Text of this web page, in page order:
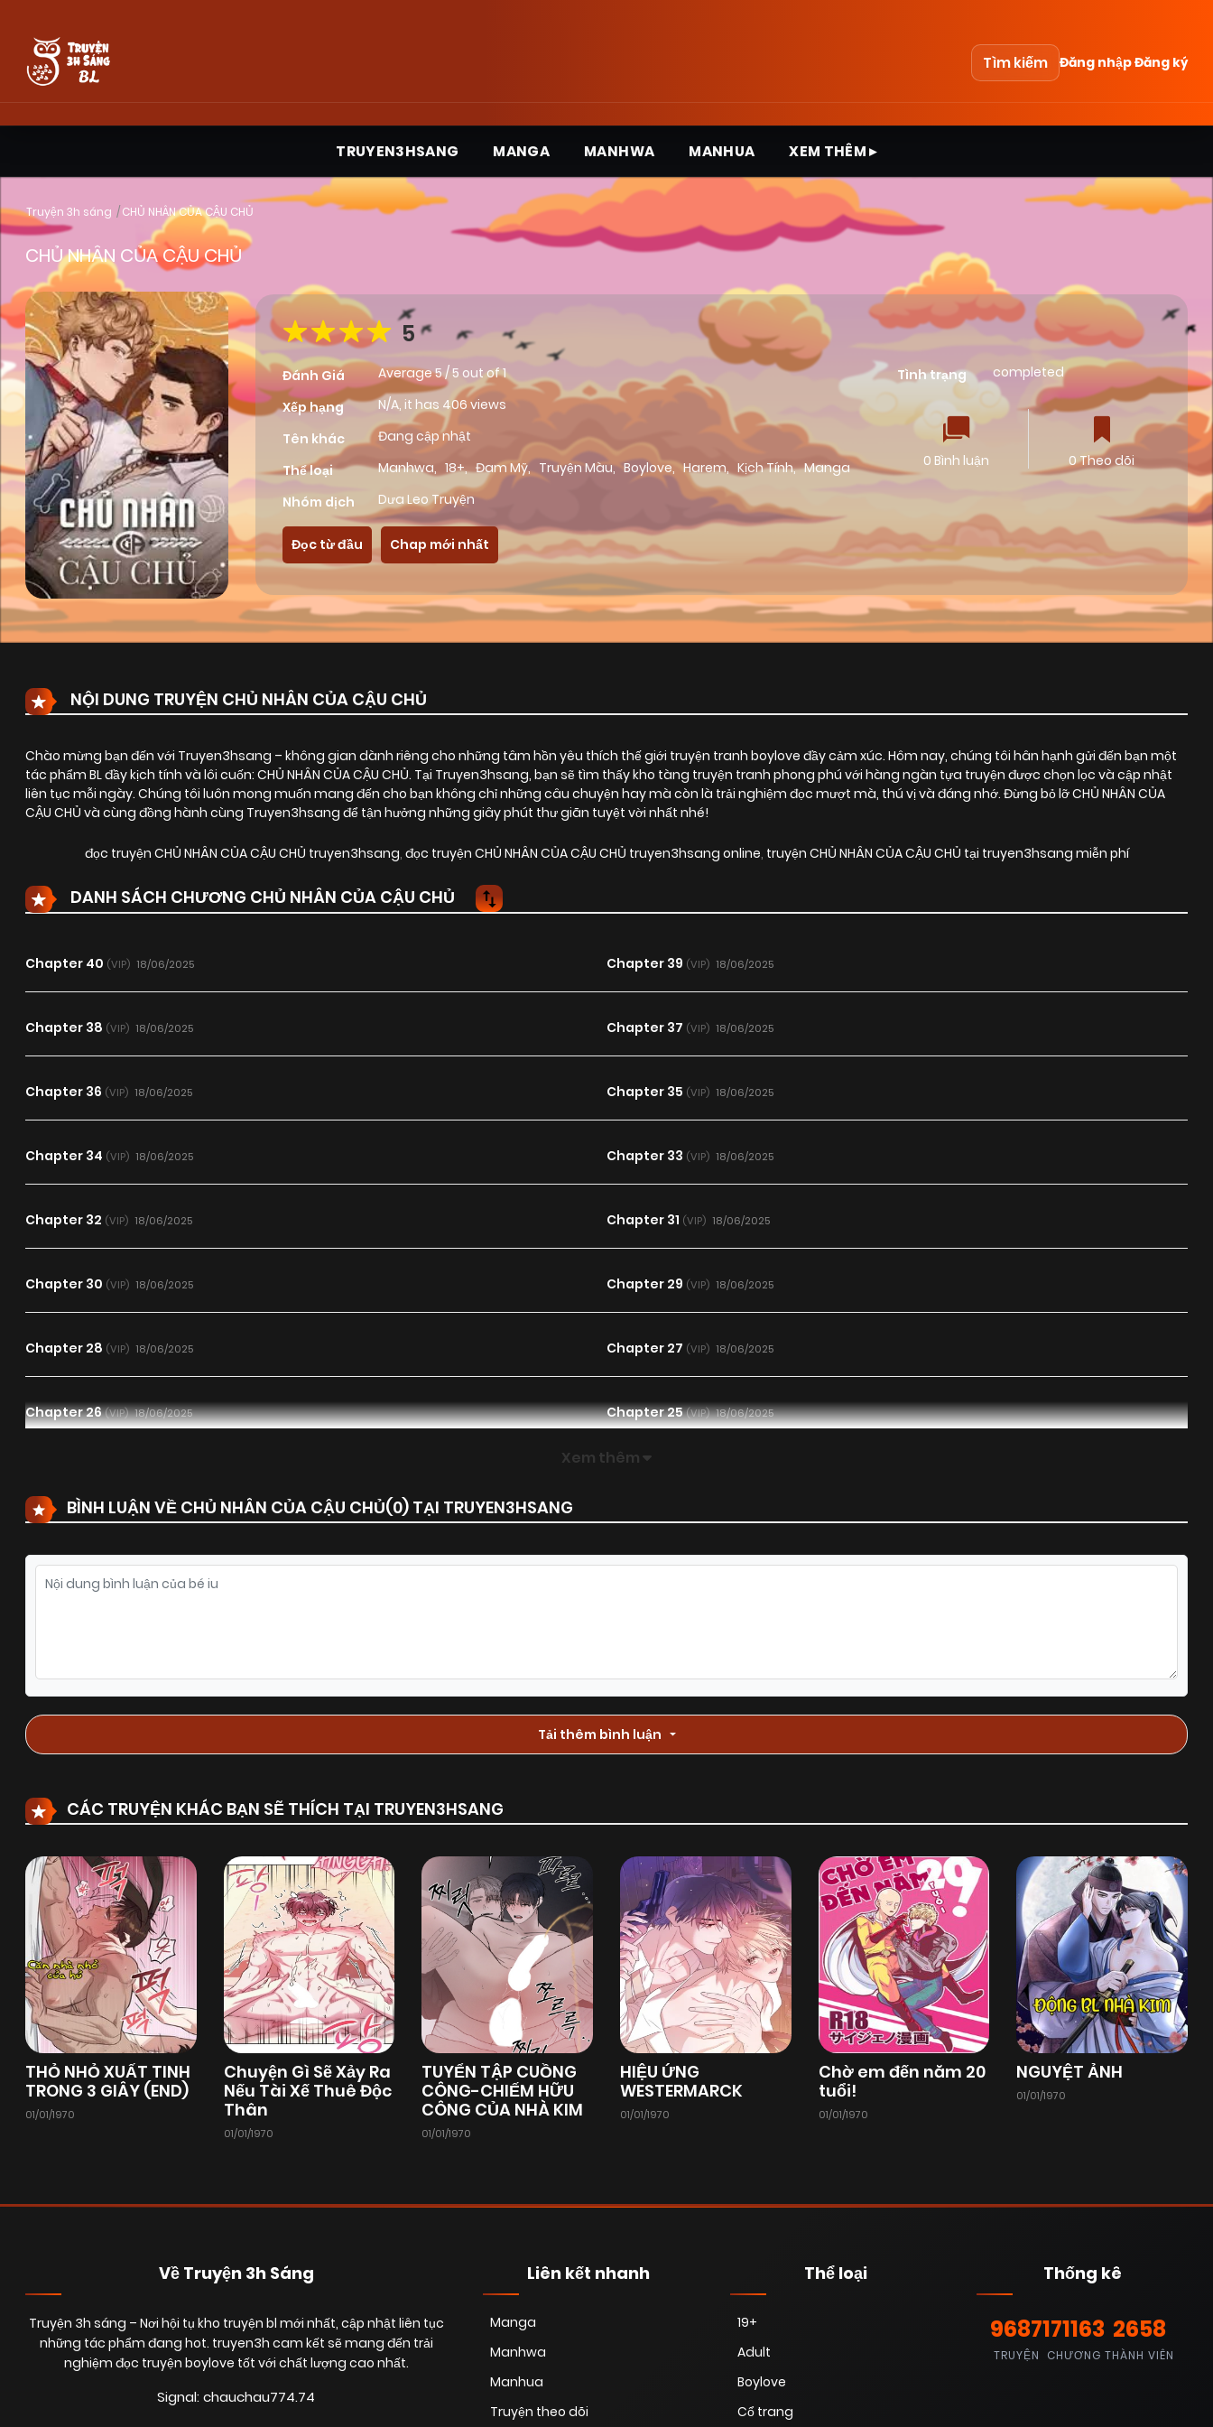
Tìm kiếm Đăng nhậpĐăng ký
TRUYEN3HSANG MANGA MANHWA MANHUA XEM THÊM ▸
Truyện 3h sáng CHỦ NHÂN CỦA CẬU CHỦ
CHỦ NHÂN CỦA CẬU CHỦ
5
Đánh Giá Average5/5 out of1
Xếp hạng
N/A, it has 406 views
Tên khác
Đang cập nhật
Thể loại
Manhwa, 18+, Đam Mỹ, Truyện Màu, Boylove, Harem, Kịch Tính, Manga
Nhóm dịch
Dưa Leo Truyện
Tình trạng completed
0 Bình luận 0 Theo dõi
Đọc từ đầu Chap mới nhất
NỘI DUNG TRUYỆN CHỦ NHÂN CỦA CẬU CHỦ
Chào mừng bạn đến với Truyen3hsang – không gian dành riêng cho những tâm hồn yêu thích thế giới truyện tranh boylove đầy cảm xúc. Hôm nay, chúng tôi hân hạnh gửi đến bạn một
tác phẩm BL đầy kịch tính và lôi cuốn: CHỦ NHÂN CỦA CẬU CHỦ. Tại Truyen3hsang, bạn sẽ tìm thấy kho tàng truyện tranh phong phú với hàng ngàn tựa truyện được chọn lọc và cập nhật
liên tục mỗi ngày. Chúng tôi luôn mong muốn mang đến cho bạn không chỉ những câu chuyện hay mà còn là trải nghiệm đọc mượt mà, thú vị và đáng nhớ. Đừng bỏ lỡ CHỦ NHÂN CỦA
CẬU CHỦ và cùng đồng hành cùng Truyen3hsang để tận hưởng những giây phút thư giãn tuyệt vời nhất nhé!
đọc truyện CHỦ NHÂN CỦA CẬU CHỦ truyen3hsang, đọc truyện CHỦ NHÂN CỦA CẬU CHỦ truyen3hsang online, truyện CHỦ NHÂN CỦA CẬU CHỦ tại truyen3hsang miễn phí
DANH SÁCH CHƯƠNG CHỦ NHÂN CỦA CẬU CHỦ
Chapter 40 (VIP) 18/06/2025 Chapter 39 (VIP) 18/06/2025
Chapter 38 (VIP) 18/06/2025 Chapter 37 (VIP) 18/06/2025
Chapter 36 (VIP) 18/06/2025 Chapter 35 (VIP) 18/06/2025
Chapter 34 (VIP) 18/06/2025 Chapter 33 (VIP) 18/06/2025
Chapter 32 (VIP) 18/06/2025 Chapter 31 (VIP) 18/06/2025
Chapter 30 (VIP) 18/06/2025 Chapter 29 (VIP) 18/06/2025
Chapter 28 (VIP) 18/06/2025 Chapter 27 (VIP) 18/06/2025
Chapter 26(VIP) 18/06/2025 Chapter 25(VIP) 18/06/2025
Chapter 16 Chapter 15
Chapter 14 18/06/2025
Chapter 12(VIP) 18/06/2025 Chapter 11(VIP) 18/06/2025
Chapter 10 (VIP) 18/06/2025 Chapter 9(VIP) 18/06/2025
Chapter 8 (VIP) 18/06/2025 Chapter 7(VIP) 18/06/2025
Chapter 6(VIP) 18/06/2025 Chapter 5(VIP) 18/06/2025
Chapter 4 Chapter 3
Xem thêm
BÌNH LUẬN VỀ CHỦ NHÂN CỦA CẬU CHỦ(0) TẠI TRUYEN3HSANG
Tải thêm bình luận
CÁC TRUYỆN KHÁC BẠN SẼ THÍCH TẠI TRUYEN3HSANG
THỎ NHỎ XUẤT TINH
TRONG 3 GIÂY (END)
01/01/1970
Chuyện Gì Sẽ Xảy Ra
Nếu Tài Xế Thuê Độc
Thân
01/01/1970
TUYỂN TẬP CUỒNG
CÔNG-CHIẾM HỮU
CÔNG CỦA NHÀ KIM
01/01/1970
HIỆU ỨNG
WESTERMARCK
01/01/1970
Chờ em đến năm 20
tuổi!
01/01/1970
NGUYỆT ẢNH
01/01/1970
Về Truyện 3h Sáng
Truyện 3h sáng – Nơi hội tụ kho truyện bl mới nhất, cập nhật liên tục
những tác phẩm đang hot. truyen3h cam kết sẽ mang đến trải
nghiệm đọc truyện boylove tốt với chất lượng cao nhất.
Signal: chauchau774.74
Liên kết nhanh
Manga
Manhwa
Manhua
Truyện theo dõi
Thể loại
19+
Adult
Boylove
Cổ trang
Thống kê
9687
TRUYỆN
171163
CHƯƠNG
2658
THÀNH VIÊN